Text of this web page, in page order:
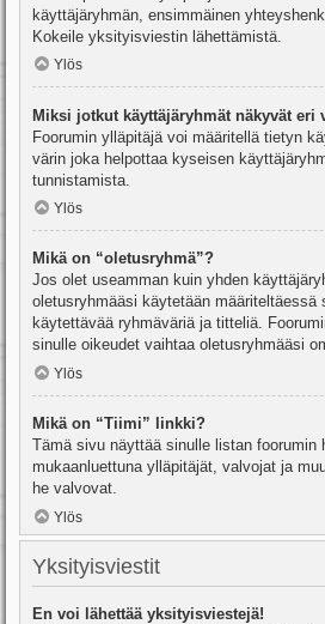
käyttäjäryhmän, ensimmäinen
Kokeile yksityisviestin lähettämistä.
Ylös
Miksi jotkut käyttäjäryhmät näkyvät eri
Foorumin ylläpitäjä voi määritellä tietyn
värin joka helpottaa kyseisen
tunnistamista.
Ylös
Mikä on “oletusryhmä”?
Jos olet useamman kuin yhden
oletusryhmääsi käytetään määriteltäessä
käytettävää ryhmäväriä ja titteliä.
sinulle oikeudet vaihtaa oletusryhmääsi
Ylös
Mikä on “Tiimi” linkki?
Tämä sivu näyttää sinulle listan foorumin
mukaanluettuna ylläpitäjät, valvojat ja
he valvovat.
Ylös
Yksityisviestit
En voi lähettää yksityisviestejä!